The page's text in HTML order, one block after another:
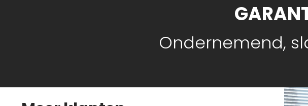
Ondernemend,